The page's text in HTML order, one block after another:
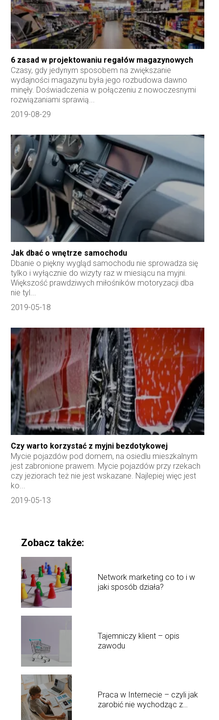
6 zasad w projektowaniu regałów magazynowych
Czasy, gdy jedynym sposobem na zwiększanie
wydajności magazynu była jego rozbudowa dawno
minęły. Doświadczenia w połączeniu z nowoczesnymi
rozwiązaniami sprawią...
2019-08-29
Jak dbać o wnętrze samochodu
Dbanie o piękny wygląd samochodu nie sprowadza się
tylko i wyłącznie do wizyty raz w miesiącu na myjni.
Większość prawdziwych miłośników motoryzacji dba
nie tyl...
2019-05-18
Czy warto korzystać z myjni bezdotykowej
Mycie pojazdów pod domem, na osiedlu mieszkalnym
jest zabronione prawem. Mycie pojazdów przy rzekach
czy jeziorach też nie jest wskazane. Najlepiej więc jest
ko...
2019-05-13
Zobacz także:
Network marketing co to i w
jaki sposób działa?
Tajemniczy klient – opis
zawodu
Praca w Internecie – czyli jak
zarobić nie wychodząc z